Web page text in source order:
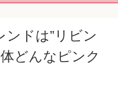
ンドは”リビン
どんなピンク